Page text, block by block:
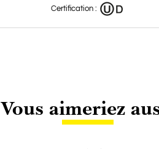
Certification :
Vous aimeriez